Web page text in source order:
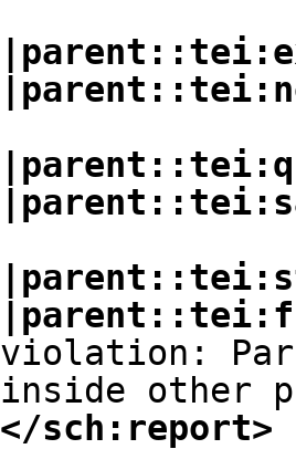
violation:
inside other
</sch:report>